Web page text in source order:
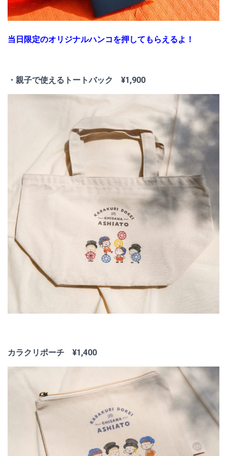
当日限定のオリジナルハンコを押してもらえるよ！
・親子で使えるトートバック ¥1,900
カラクリポーチ ¥1,400